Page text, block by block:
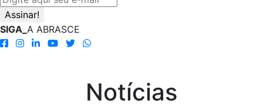
SIGA_ A ABRASCE
Notícias